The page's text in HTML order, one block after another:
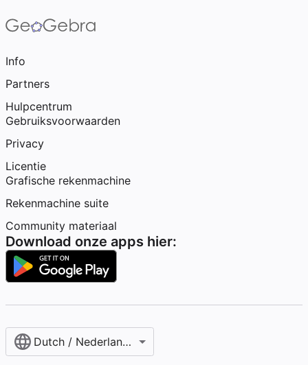
Info
Partners
Hulpcentrum
Gebruiksvoorwaarden
Privacy
Licentie
Grafische rekenmachine
Rekenmachine suite
Community materiaal
Download onze apps hier:
Dutch / Nederlands‎ (België)‎